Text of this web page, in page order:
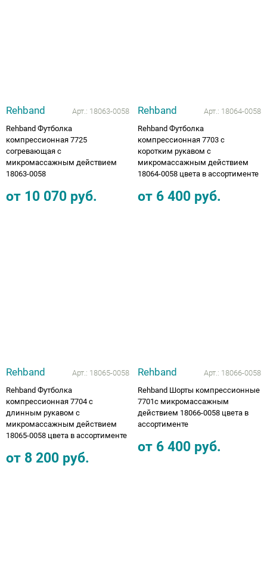
Rehband Арт.: 18063-0058
Rehband Футболка
компрессионная 7725
согревающая с
микромассажным действием
18063-0058
от 10 070 руб.
Rehband Арт.: 18064-0058
Rehband Футболка
компрессионная 7703 с
коротким рукавом с
микромассажным действием
18064-0058 цвета в ассортименте
от 6 400 руб.
Rehband Арт.: 18065-0058
Rehband Футболка
компрессионная 7704 с
длинным рукавом с
микромассажным действием
18065-0058 цвета в ассортименте
от 8 200 руб.
Rehband Арт.: 18066-0058
Rehband Шорты компрессионные
7701с микромассажным
действием 18066-0058 цвета в
ассортименте
от 6 400 руб.
ОПОРЫ, ВЕРТИКАЛИЗАТОРЫ, Оборудование
для ЛФК
Одежда ортопедическая (адаптивная) для